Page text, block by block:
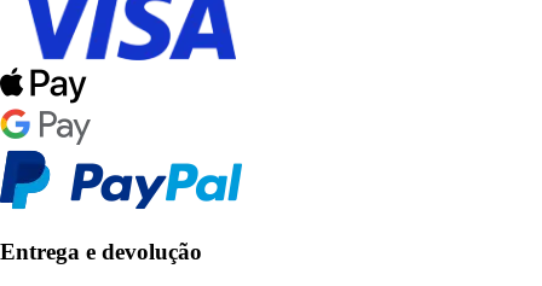
Entrega e devolução